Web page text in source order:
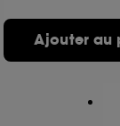
Ajouter au